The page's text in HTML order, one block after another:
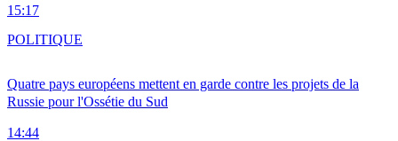
15:17
Quatre pays européens mettent en garde contre les projets de la
Russie pour l'Ossétie du Sud
14:44
POLITIQUE